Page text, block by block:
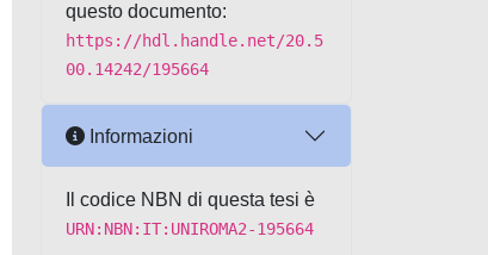
questo documento:
https://hdl.handle.net/20.5
00.14242/195664
Informazioni
Il codice NBN di questa tesi è
URN:NBN:IT:UNIROMA2-195664